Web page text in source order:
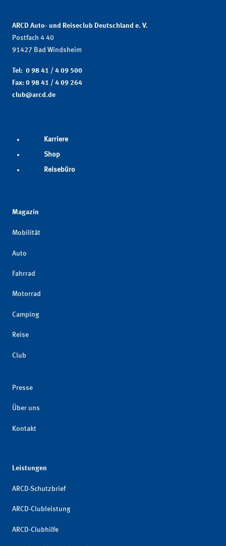
ARCD Auto- und Reiseclub Deutschland e. V.
Postfach 4 40
91427 Bad Windsheim
Tel: 0 98 41 / 4 09 500
Fax: 0 98 41 / 4 09 264
club@arcd.de
Karriere
Shop
Reisebüro
Magazin
Mobilität
Auto
Fahrrad
Motorrad
Camping
Reise
Club
Presse
Über uns
Kontakt
Leistungen
ARCD-Schutzbrief
ARCD-Clubleistung
ARCD-Clubhilfe